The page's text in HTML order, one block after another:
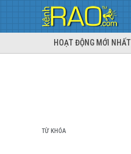
HOẠT ĐỘNG MỚI NHẤT
TỪ KHÓA